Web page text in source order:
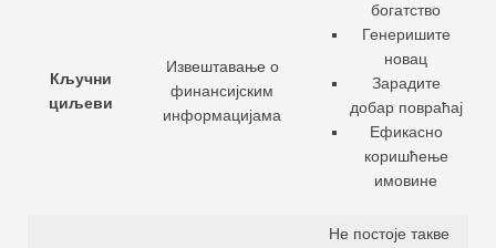
Кључни
циљеви
Извештавање о
финансијским
информацијама
богатство
Генеришите
новац
Зарадите
добар повраћај
Ефикасно
коришћење
имовине
Не постоје такве